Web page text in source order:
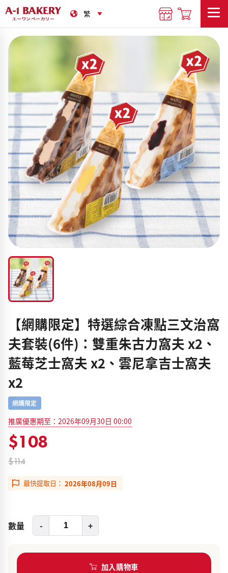
【網購限定】特選綜合凍點三文治窩
夫套裝(6件)：雙重朱古力窩夫 x2、
藍莓芝士窩夫 x2、雲尼拿吉士窩夫
x2
網購限定
推廣優惠期至：2026年09月30日 00:00
$108
$114
最快提取日： 2026年08月09日
數量 - +
加入購物車